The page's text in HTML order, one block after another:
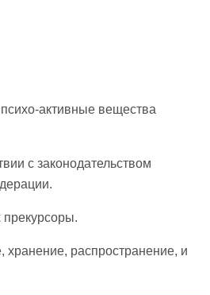
активные вещества
с законодательством
прекурсоры.
хранение, распространение, и